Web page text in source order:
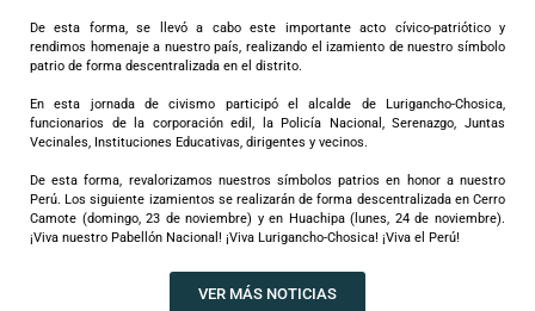
De esta forma, se llevó a cabo este importante acto cívico-patriótico y
rendimos homenaje a nuestro país, realizando el izamiento de nuestro símbolo
patrio de forma descentralizada en el distrito.
En esta jornada de civismo participó el alcalde de Lurigancho-Chosica,
funcionarios de la corporación edil, la Policía Nacional, Serenazgo, Juntas
Vecinales, Instituciones Educativas, dirigentes y vecinos.
De esta forma, revalorizamos nuestros símbolos patrios en honor a nuestro
Perú. Los siguiente izamientos se realizarán de forma descentralizada en Cerro
Camote (domingo, 23 de noviembre) y en Huachipa (lunes, 24 de noviembre).
¡Viva nuestro Pabellón Nacional! ¡Viva Lurigancho-Chosica! ¡Viva el Perú!
VER MÁS NOTICIAS